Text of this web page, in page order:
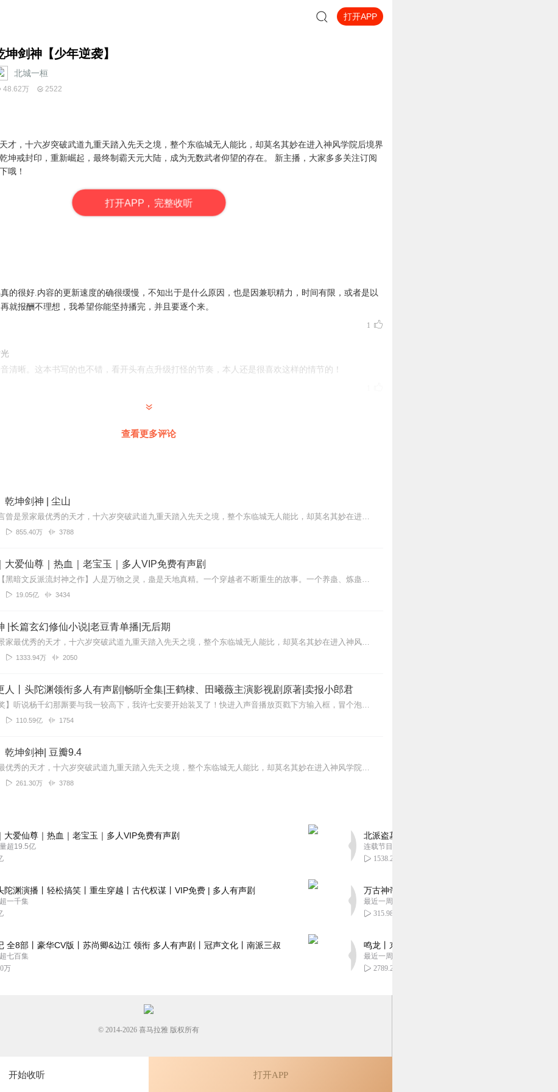
打开APP
坤剑神【少年逆袭】
北城一桓
48.62万 2522
才，十六岁突破武道九重天踏入先天之境，整个东临城无人能比，却莫名其妙在进入神风学院后境界
坤戒封印，重新崛起，最终制霸天元大陆，成为无数武者仰望的存在。 新主播，大家多多关注订阅
哦！
打开APP，完整收听
的很好.内容的更新速度的确很缓慢，不知出于是什么原因，也是因兼职精力，时间有限，或者是以
就报酬不理想，我希望你能坚持播完，并且要逐个来。
1
清晰。这本书写的也不错，看开头有点升级打怪的节奏，本人还是很喜欢这样的情节的！
小说写的确实很好 可是到110级就没了 好多天都没了 不过瘾
急子。
继续播放。多播几集。
速度更新。
订阅了。
集，为什么没有主播去找作者约谈呢
你糟蹋成这样：读得急躁、没有感情、磕磕巴巴、断句错误，哎……………………
0
查看更多评论
乾坤剑神 | 尘山
讲述了景言曾是景家最优秀的天才，十六岁突破武道九重天踏入先天之境，整个东临城无人能比，却莫名其妙在进入神风学院后境界跌落，成为笑柄。
855.40万 3788
大爱仙尊｜热血｜老宝玉｜多人VIP免费有声剧
内容简介【黑暗文反派流封神之作】人是万物之灵，蛊是天地真精。一个穿越者不断重生的故事。一个养蛊、炼蛊、用蛊的奇特世界。配音组（男角色）老宝玉旁白...
19.05亿 3434
|长篇玄幻修仙小说|老豆青单播|无后期
景言曾是景家最优秀的天才，十六岁突破武道九重天踏入先天之境，整个东临城无人能比，却莫名其妙在进入神风学院后境界跌落，成为笑柄。解开乾坤戒封印，重新崛起，最终...
1333.94万 2050
人丨头陀渊领衔多人有声剧|畅听全集|王鹤棣、田曦薇主演影视剧原著|卖报小郎君
【冒泡有奖】听说杨千幻那厮要与我一较高下，我许七安要开始装叉了！快进入声音播放页戳下方输入框，冒个泡偷偷告诉我，我要用哪些诗词才能胜过他？说得好的，有赏！202...
110.59亿 1754
乾坤剑神| 豆瓣9.4
曾是景家最优秀的天才，十六岁突破武道九重天踏入先天之境，整个东临城无人能比，却莫名其妙在进入神风学院后境界跌落，成为笑柄。解开乾坤戒封印，重新崛起，最终制霸天元...
261.30万 3788
大爱仙尊｜热血｜老宝玉｜多人VIP免费有声剧
超19.5亿
陀渊演播丨轻松搞笑丨重生穿越丨古代权谋丨VIP免费 | 多人有声剧
一千集
全8部丨豪华CV版丨苏尚卿&边江 领衔 多人有声剧丨冠声文化丨南派三叔
七百集
万
北派盗墓笔记丨头陀渊出品丨悬疑灵异丨摸金校尉
连载节目超四百集
1538.25万
万古神帝丨玄幻丨热血丨紫襟团队演播丨多人有声
最近一周更新
315.98万
鸣龙丨东方玄幻丨紫襟团队丨轻松搞笑丨多人有声
最近一周更新
2789.22万
开始收听 打开APP
© 2014-2026 喜马拉雅 版权所有